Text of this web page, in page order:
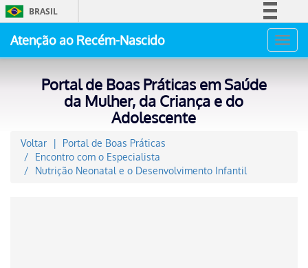
BRASIL
Acesso à informação
Atenção ao Recém-Nascido
Portal de Boas Práticas em Saúde
da Mulher, da Criança e do
Adolescente
Voltar
Portal de Boas Práticas
Encontro com o Especialista
Nutrição Neonatal e o Desenvolvimento Infantil